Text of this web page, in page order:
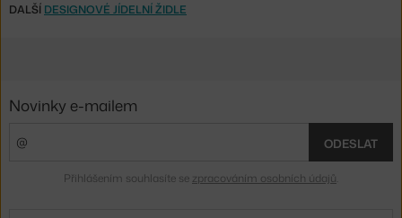
DALŠÍ DESIGNOVÉ JÍDELNÍ ŽIDLE
Novinky e-mailem
ODESLAT
Přihlášením souhlasíte se zpracováním osobních údajů